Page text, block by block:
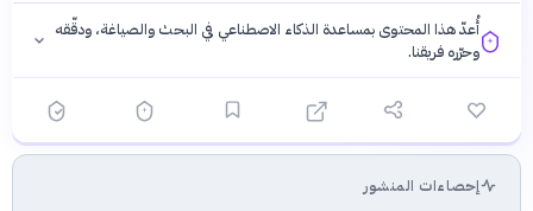
أُعدّ هذا المحتوى بمساعدة الذكاء الاصطناعي في البحث والصياغة، ودقّقه
وحرّره فريقنا.
فلسفتنا المعرفية·سياسة الذكاء الاصطناعيإحصاءات المنشور